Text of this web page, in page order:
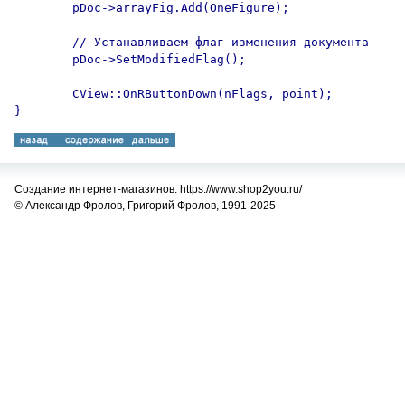
Создание интернет-магазинов: https://www.shop2you.ru/
© Александр Фролов, Григорий Фролов, 1991-2025